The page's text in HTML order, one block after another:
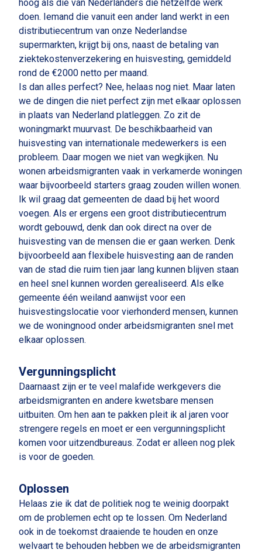
hoog als die van Nederlanders die hetzelfde werk
doen. Iemand die vanuit een ander land werkt in een
distributiecentrum van onze Nederlandse
supermarkten, krijgt bij ons, naast de betaling van
ziektekostenverzekering en huisvesting, gemiddeld
rond de €2000 netto per maand.
Is dan alles perfect? Nee, helaas nog niet. Maar laten
we de dingen die niet perfect zijn met elkaar oplossen
in plaats van Nederland platleggen. Zo zit de
woningmarkt muurvast. De beschikbaarheid van
huisvesting van internationale medewerkers is een
probleem. Daar mogen we niet van wegkijken. Nu
wonen arbeidsmigranten vaak in verkamerde woningen
waar bijvoorbeeld starters graag zouden willen wonen.
Ik wil graag dat gemeenten de daad bij het woord
voegen. Als er ergens een groot distributiecentrum
wordt gebouwd, denk dan ook direct na over de
huisvesting van de mensen die er gaan werken. Denk
bijvoorbeeld aan flexibele huisvesting aan de randen
van de stad die ruim tien jaar lang kunnen blijven staan
en heel snel kunnen worden gerealiseerd. Als elke
gemeente één weiland aanwijst voor een
huisvestingslocatie voor vierhonderd mensen, kunnen
we de woningnood onder arbeidsmigranten snel met
elkaar oplossen.
Vergunningsplicht
Daarnaast zijn er te veel malafide werkgevers die
arbeidsmigranten en andere kwetsbare mensen
uitbuiten. Om hen aan te pakken pleit ik al jaren voor
strengere regels en moet er een vergunningsplicht
komen voor uitzendbureaus. Zodat er alleen nog plek
is voor de goeden.
Oplossen
Helaas zie ik dat de politiek nog te weinig doorpakt
om de problemen echt op te lossen. Om Nederland
ook in de toekomst draaiende te houden en onze
welvaart te behouden hebben we de arbeidsmigranten